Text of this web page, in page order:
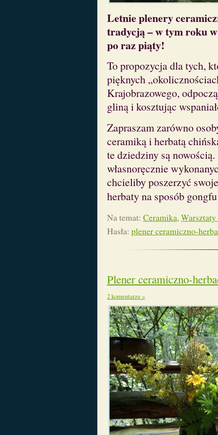
Letnie plenery
tradycją – w tym roku
po raz piąty!
To propozycja dla tych,
pięknych
Krajobrazowego,
gliną i kosztując
Zapraszam zarówno
ceramiką i herbatą
te dziedziny są
własnoręcznie
chcieliby poszerzyć
herbaty na sposób
Na temat: Ceramika,
Hasła: plener ceramiczno-
Plener ceramiczno-
2 komentarze »